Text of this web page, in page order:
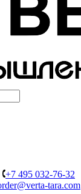
+7 495 032-76-32
tara.com